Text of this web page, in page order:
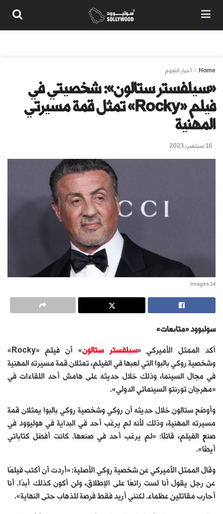
Home أخبار النجوم
«سيلفستر ستالون»: شخصيتي في
فيلم «Rocky» تمثل قمة مسيرتي
المهنية
16 سبتمبر، 2023
images 14
سوليوود «متابعات»
أكد الممثل الأميركي «سيلفستر ستالون
» أن فيلم «Rocky»
وشخصية روكي بالبوا التي لعبها في الفيلم، تمثلان قمة مسيرته المهنية
في مجال السينما، وذلك خلال حديثه على هامش أحد اللقاءات في
«مهرجان تورنتو السينمائي الدولي».
وأوضح ستالون خلال حديثه أن روكي وشخصية روكي بالبوا يمثلان قمة
مسيرته المهنية، وذلك لأنه لم يرغب أحد في البداية في هوليوود في
صنع الفيلم، قائلًا: «لم يرغب أحد في صنعها. كانت أفضل كتاباتي
أيضًا».
وقال الممثل الأميركي عن شخصية روكي الأصلية: «أردت أن أكتب فيلمًا
عن رجل يقول أنا لست رائعًا على الإطلاق، ولن أكون كذلك أبدًا. أنا
أحارب مقاتلين عظماء. لكنني أريد فقط فرصة للذهاب حتى النهاية».